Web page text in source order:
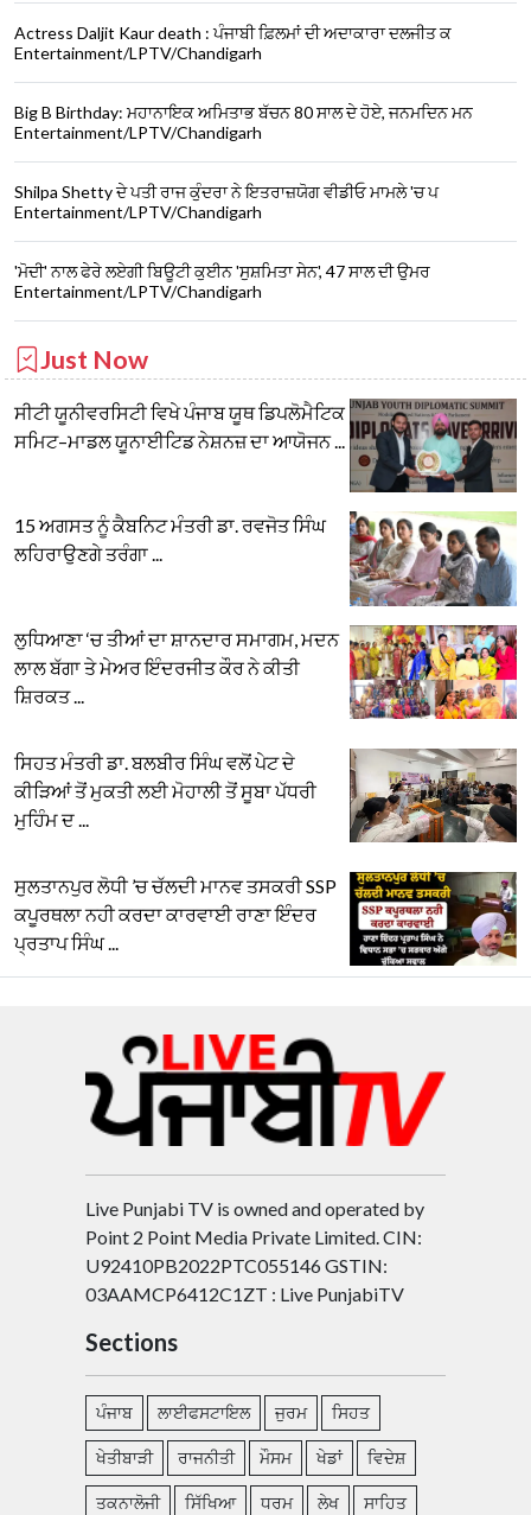
Actress Daljit Kaur death : ਪੰਜਾਬੀ ਫ਼ਿਲਮਾਂ ਦੀ ਅਦਾਕਾਰਾ ਦਲਜੀਤ ਕ
Entertainment/LPTV/Chandigarh
Big B Birthday: ਮਹਾਨਾਇਕ ਅਮਿਤਾਭ ਬੱਚਨ 80 ਸਾਲ ਦੇ ਹੋਏ, ਜਨਮਦਿਨ ਮਨ
Entertainment/LPTV/Chandigarh
Shilpa Shetty ਦੇ ਪਤੀ ਰਾਜ ਕੁੰਦਰਾ ਨੇ ਇਤਰਾਜ਼ਯੋਗ ਵੀਡੀਓ ਮਾਮਲੇ 'ਚ ਪ
Entertainment/LPTV/Chandigarh
'ਮੋਦੀ' ਨਾਲ ਫੇਰੇ ਲਏਗੀ ਬਿਊਟੀ ਕੁਈਨ 'ਸੁਸ਼ਮਿਤਾ ਸੇਨ', 47 ਸਾਲ ਦੀ ਉਮਰ
Entertainment/LPTV/Chandigarh
Just Now
ਸੀਟੀ ਯੂਨੀਵਰਸਿਟੀ ਵਿਖੇ ਪੰਜਾਬ ਯੂਥ ਡਿਪਲੋਮੈਟਿਕ
ਸਮਿਟ–ਮਾਡਲ ਯੂਨਾਈਟਿਡ ਨੇਸ਼ਨਜ਼ ਦਾ ਆਯੋਜਨ ...
15 ਅਗਸਤ ਨੂੰ ਕੈਬਨਿਟ ਮੰਤਰੀ ਡਾ. ਰਵਜੋਤ ਸਿੰਘ
ਲਹਿਰਾਉਣਗੇ ਤਰੰਗਾ ...
ਲੁਧਿਆਣਾ ‘ਚ ਤੀਆਂ ਦਾ ਸ਼ਾਨਦਾਰ ਸਮਾਗਮ, ਮਦਨ
ਲਾਲ ਬੱਗਾ ਤੇ ਮੇਅਰ ਇੰਦਰਜੀਤ ਕੌਰ ਨੇ ਕੀਤੀ
ਸ਼ਿਰਕਤ ...
ਸਿਹਤ ਮੰਤਰੀ ਡਾ. ਬਲਬੀਰ ਸਿੰਘ ਵਲੋਂ ਪੇਟ ਦੇ
ਕੀੜਿਆਂ ਤੋਂ ਮੁਕਤੀ ਲਈ ਮੋਹਾਲੀ ਤੋਂ ਸੂਬਾ ਪੱਧਰੀ
ਮੁਹਿੰਮ ਦ ...
ਸੁਲਤਾਨਪੁਰ ਲੋਧੀ ’ਚ ਚੱਲਦੀ ਮਾਨਵ ਤਸਕਰੀ SSP
ਕਪੂਰਥਲਾ ਨਹੀ ਕਰਦਾ ਕਾਰਵਾਈ ਰਾਣਾ ਇੰਦਰ
ਪ੍ਰਤਾਪ ਸਿੰਘ ...
Live Punjabi TV is owned and operated by
Point 2 Point Media Private Limited. CIN:
U92410PB2022PTC055146 GSTIN:
03AAMCP6412C1ZT : Live PunjabiTV
Sections
ਪੰਜਾਬ ਲਾਈਫਸਟਾਇਲ ਜੁਰਮ ਸਿਹਤ
ਖੇਤੀਬਾੜੀ ਰਾਜਨੀਤੀ ਮੌਸਮ ਖੇਡਾਂ ਵਿਦੇਸ਼
ਤਕਨਾਲੋਜੀ ਸਿੱਖਿਆ ਧਰਮ ਲੇਖ ਸਾਹਿਤ